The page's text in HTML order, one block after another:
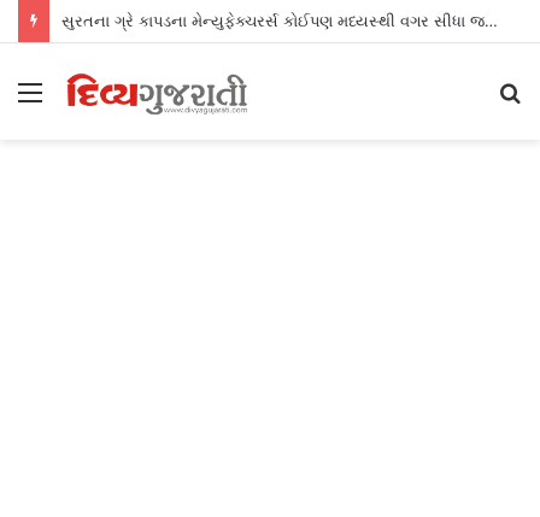
સુરતના ગ્રે કાપડના મેન્યુફેક્ચરર્સ કોઈપણ મધ્યસ્થી વગર સીધા જ શ્રીલંકાના આધુનિક ગારમેન્ટ યુનિટ્સને ફેબ્રિક એક્સપોર્ટ કરી શકશે
Menu